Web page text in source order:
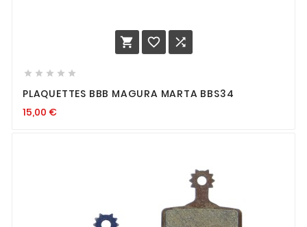
  
    
PLAQUETTES BBB MAGURA MARTA BBS34
15,00 €